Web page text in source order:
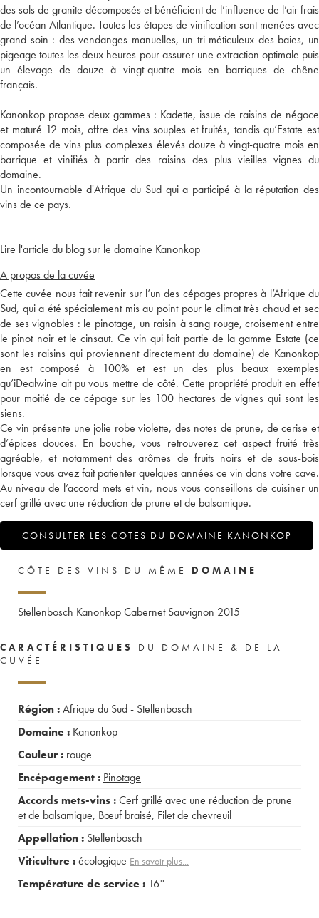
des sols de granite décomposés et bénéficient de l’influence de l’air frais
de l’océan Atlantique. Toutes les étapes de vinification sont menées avec
grand soin : des vendanges manuelles, un tri méticuleux des baies, un
pigeage toutes les deux heures pour assurer une extraction optimale puis
un élevage de douze à vingt-quatre mois en barriques de chêne
français.
Kanonkop propose deux gammes : Kadette, issue de raisins de négoce
et maturé 12 mois, offre des vins souples et fruités, tandis qu’Estate est
composée de vins plus complexes élevés douze à vingt-quatre mois en
barrique et vinifiés à partir des raisins des plus vieilles vignes du
domaine.
Un incontournable d'Afrique du Sud qui a participé à la réputation des
vins de ce pays.
Lire l'article du blog sur le domaine Kanonkop
A propos de la cuvée
Cette cuvée nous fait revenir sur l’un des cépages propres à l’Afrique du
Sud, qui a été spécialement mis au point pour le climat très chaud et sec
de ses vignobles : le pinotage, un raisin à sang rouge, croisement entre
le pinot noir et le cinsaut. Ce vin qui fait partie de la gamme Estate (ce
sont les raisins qui proviennent directement du domaine) de Kanonkop
en est composé à 100% et est un des plus beaux exemples
qu’iDealwine ait pu vous mettre de côté. Cette propriété produit en effet
pour moitié de ce cépage sur les 100 hectares de vignes qui sont les
siens.
Ce vin présente une jolie robe violette, des notes de prune, de cerise et
d’épices douces. En bouche, vous retrouverez cet aspect fruité très
agréable, et notamment des arômes de fruits noirs et de sous-bois
lorsque vous avez fait patienter quelques années ce vin dans votre cave.
Au niveau de l’accord mets et vin, nous vous conseillons de cuisiner un
cerf grillé avec une réduction de prune et de balsamique.
CONSULTER LES COTES DU DOMAINE KANONKOP
CÔTE DES VINS DU MÊME DOMAINE
Stellenbosch Kanonkop Cabernet Sauvignon 2015
CARACTÉRISTIQUES
DU DOMAINE & DE LA
CUVÉE
Région :Afrique du Sud - Stellenbosch
Domaine : Kanonkop
Couleur : rouge
Encépagement : Pinotage
Accords mets-vins :Cerf grillé avec une réduction de prune
et de balsamique, Bœuf braisé, Filet de chevreuil
Appellation : Stellenbosch
Viticulture :écologique En savoir plus...
Température de service : 16°